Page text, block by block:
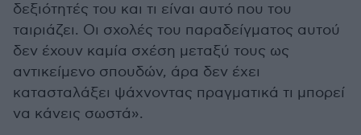
δεξιότητές του και τι είναι αυτό που του
ταιριάζει. Οι σχολές του παραδείγματος αυτού
δεν έχουν καμία σχέση μεταξύ τους ως
αντικείμενο σπουδών, άρα δεν έχει
κατασταλάξει ψάχνοντας πραγματικά τι μπορεί
να κάνεις σωστά».